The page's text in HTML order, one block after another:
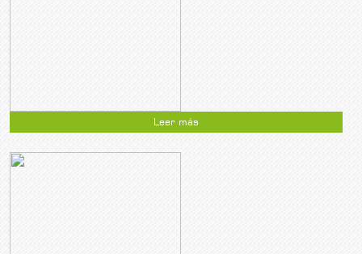
Leer más